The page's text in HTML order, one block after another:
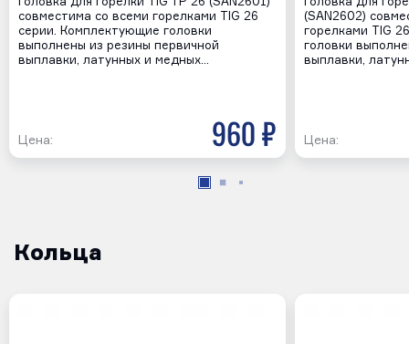
Головка для горелки TIG TP 26 (SAN2601)
совместима со всеми горелками TIG 26
серии. Комплектующие головки
выполнены из резины первичной
выплавки, латунных и медных…
Цена: 960 р
Головка для
(SAN2602)
горелками TIG
головки
выплавки,
Цена:
Кольца